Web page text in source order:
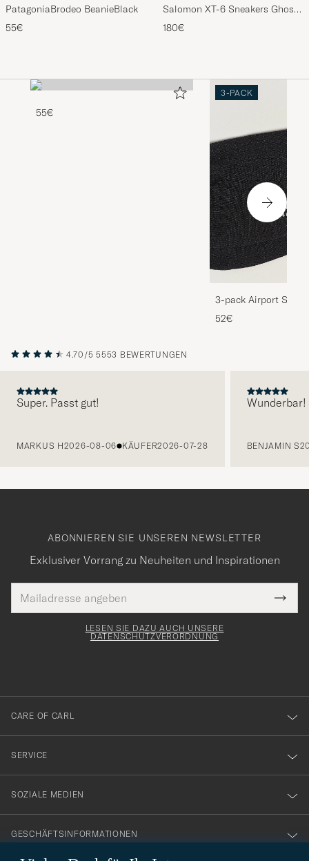
PatagoniaBrodeo BeanieBlack
55€
Salomon XT-6 Sneakers Ghost
Gray
180€
55€
3-PACK
3-pack Airport
Melange
52€
4.70/5 5553 BEWERTUNGEN
Super. Passt gut!
MARKUS H2026-08-06 KÄUFER2026-07-28
Wunderbar!
BENJAMIN S
ABONNIEREN SIE UNSEREN NEWSLETTER
Exklusiver Vorrang zu Neuheiten und Inspirationen
Mail
Adresse
Tack
för
dig
till
vårt
nyhetsbrev!
LESEN SIE DAZU AUCH UNSERE
DATENSCHUTZVERORDNUNG
CARE OF CARL
SERVICE
SOZIALE MEDIEN
GESCHÄFTSINFORMATIONEN